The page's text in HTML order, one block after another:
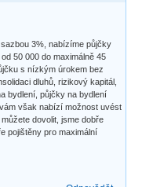
3%, nabízíme půjčky
50 000 do maximálně 45
s nízkým úrokem bez
dluhů, rizikový kapitál,
bydlení, půjčky na bydlení
však nabízí možnost uvést
dovolit, jsme dobře
pojištěny pro maximální